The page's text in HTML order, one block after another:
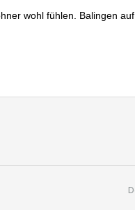
wohl fühlen. Balingen